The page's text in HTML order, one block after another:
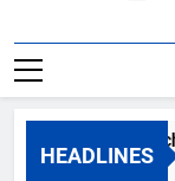
HEADLINES
Comment
2 Jours Ago